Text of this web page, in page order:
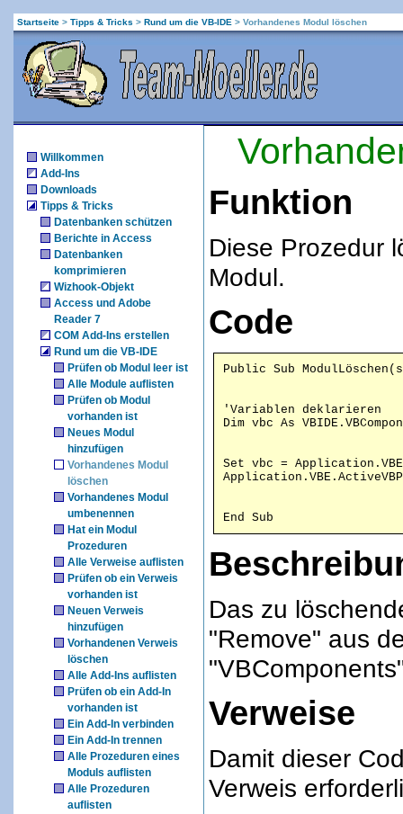
Startseite > Tipps & Tricks > Rund um die VB-IDE > Vorhandenes Modul löschen
Willkommen
Add-Ins
Downloads
Tipps & Tricks
Datenbanken schützen
Berichte in Access
Datenbanken
komprimieren
Wizhook-Objekt
Access und Adobe
Reader 7
COM Add-Ins erstellen
Rund um die VB-IDE
Prüfen ob Modul leer ist
Alle Module auflisten
Prüfen ob Modul
vorhanden ist
Neues Modul
hinzufügen
Vorhandenes Modul
löschen
Vorhandenes Modul
umbenennen
Hat ein Modul
Prozeduren
Alle Verweise auflisten
Prüfen ob ein Verweis
vorhanden ist
Neuen Verweis
hinzufügen
Vorhandenen Verweis
löschen
Alle Add-Ins auflisten
Prüfen ob ein Add-In
vorhanden ist
Ein Add-In verbinden
Ein Add-In trennen
Alle Prozeduren eines
Moduls auflisten
Alle Prozeduren
auflisten
Funktion
Diese Prozedur
Modul.
Code
'Variablen deklarieren
Set vbc =
End Sub
Das zu
"Remove" aus
Verweise
Damit dieser
Verweis